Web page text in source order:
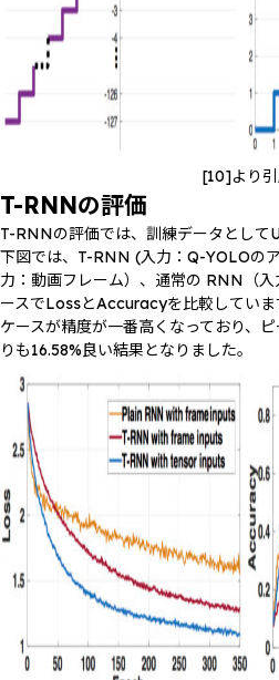
[10]より
T-RNNの評価
T-RNNの評価では、訓練データとして
下図では、T-RNN (入力：Q-YOLOの
力：動画フレーム）、通常の RNN（
ースでLossとAccuracyを比較してい
ケースが精度が一番高くなっており、
りも16.58%良い結果となりました。